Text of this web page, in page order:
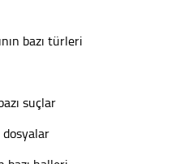
bazı türleri
suçlar